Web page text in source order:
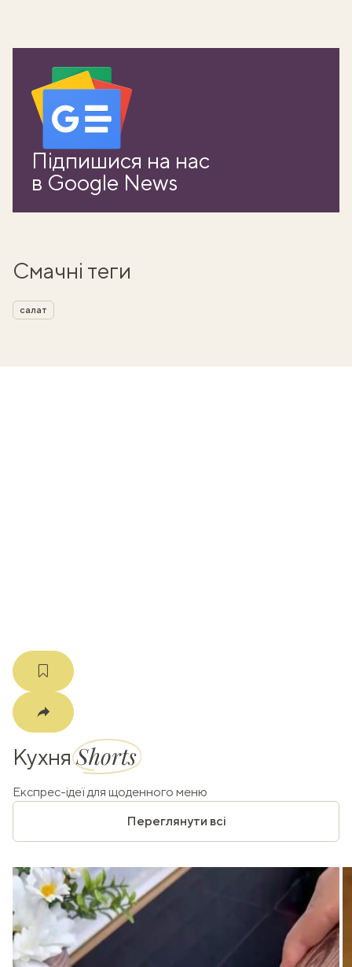
Підпишися на нас
в Google News
Смачні теги
салат
КухняShorts
Експрес-ідеї для щоденного меню
Переглянути всі